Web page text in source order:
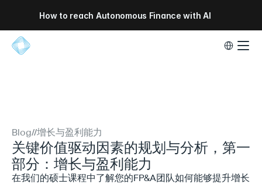
How to reach Autonomous Finance with AI
Select
Blog//增长与盈利能力
关键价值驱动因素的规划与分析，第一
部分：增长与盈利能力
在我们的硕士课程中了解您的FP&A团队如何能够提升增长